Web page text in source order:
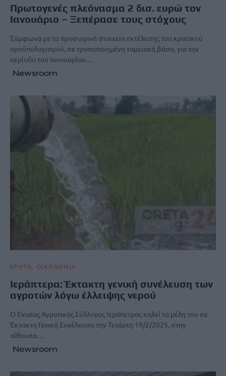
Πρωτογενές πλεόνασμα 2 δισ. ευρώ τον
Ιανουάριο – Ξεπέρασε τους στόχους
Σύμφωνα με τα προσωρινά στοιχεία εκτέλεσης του κρατικού
προϋπολογισμού, σε τροποποιημένη ταμειακή βάση, για την
περίοδο του Ιανουαρίου…
Newsroom
ΚΡΗΤΗ ΟΙΚΟΝΟΜΙΑ
Ιεράπτερα: Έκτακτη γενική συνέλευση των
αγροτών λόγω έλλειψης νερού
Ο Ενιαίος Αγροτικός Σύλλογος Ιεράπετρας καλεί τα μέλη του σε
Έκτακτη Γενική Συνέλευση την Τετάρτη 19/2/2025, στην
αίθουσα…
Newsroom